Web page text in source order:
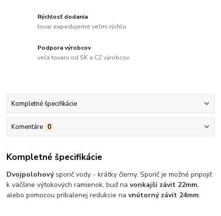
Rýchlosť dodania
tovar expedujeme veľmi rýchlo
Podpora výrobcov
veľa tovaru od SK a CZ výrobcov
Kompletné špecifikácie
Komentáre 0
Kompletné špecifikácie
Dvojpolohovýsporič vody - krátky čierny. Sporič je možné pripojiť
k väčšine výtokových ramienok, buď navonkajší závit 22mm,
alebo pomocou pribalenej redukcie navnútorný závit 24mm.